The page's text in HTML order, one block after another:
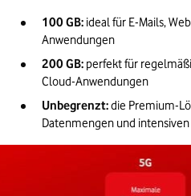
100 GB: ideal für E-Mails,
Anwendungen
200 GB: perfekt für
Cloud-Anwendungen
Unbegrenzt: die Premium-
Datenmengen und